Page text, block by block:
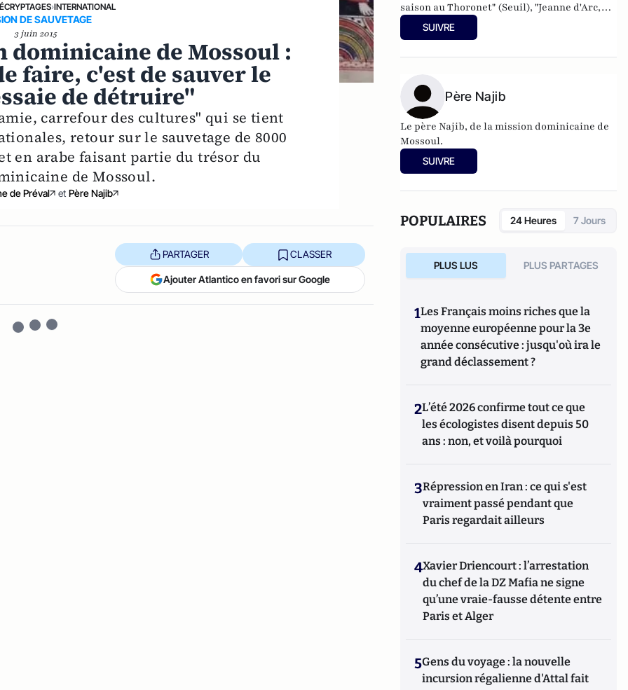
›INTERNATIONAL
DE SAUVETAGE
3 juin 2015
dominicaine de Mossoul :
faire, c'est de sauver le
de détruire"
carrefour des cultures" qui se tient
retour sur le sauvetage de 8000
en arabe faisant partie du trésor du
de Mossoul.
de Préval et Père Najib
PARTAGER CLASSER
Ajouter Atlantico en favori sur Google
saison au Thoronet" (Seuil), "Jeanne d'Arc,
sur la terre comme au ciel" (Presses de la
Renaissance), "L'Or du chemin" (Albin Michel
SUIVRE
Père Najib
Le père Najib, de la mission dominicaine de
Mossoul.
SUIVRE
POPULAIRES 24 Heures 7 Jours
PLUS LUS PLUS PARTAGES
1Les Français moins riches que la
moyenne européenne pour la 3e
année consécutive : jusqu'où ira le
grand déclassement ?
2L’été 2026 confirme tout ce que
les écologistes disent depuis 50
ans : non, et voilà pourquoi
3Répression en Iran : ce qui s'est
vraiment passé pendant que
Paris regardait ailleurs
4Xavier Driencourt : l’arrestation
du chef de la DZ Mafia ne signe
qu’une vraie-fausse détente entre
Paris et Alger
5Gens du voyage : la nouvelle
incursion régalienne d'Attal fait